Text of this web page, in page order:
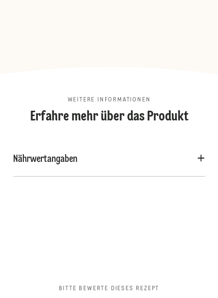
WEITERE INFORMATIONEN
Erfahre mehr über das Produkt
Nährwertangaben
BITTE BEWERTE DIESES REZEPT